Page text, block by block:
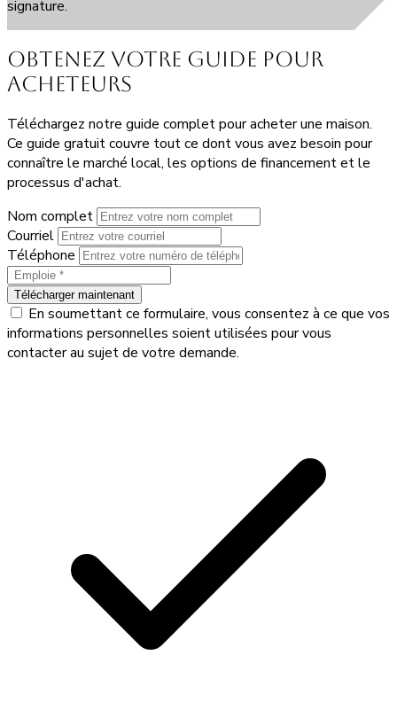
signature.
Obtenez votre guide pour
acheteurs
Téléchargez notre guide complet pour acheter une maison.
Ce guide gratuit couvre tout ce dont vous avez besoin pour
connaître le marché local, les options de financement et le
processus d'achat.
Nom complet
Courriel
Téléphone
Télécharger maintenant
En soumettant ce formulaire, vous consentez à ce que vos
informations personnelles soient utilisées pour vous
contacter au sujet de votre demande.